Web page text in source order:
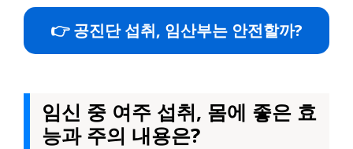
👉 공진단 섭취, 임산부는 안전할까?
임신 중 여주 섭취, 몸에 좋은 효
능과 주의 내용은?